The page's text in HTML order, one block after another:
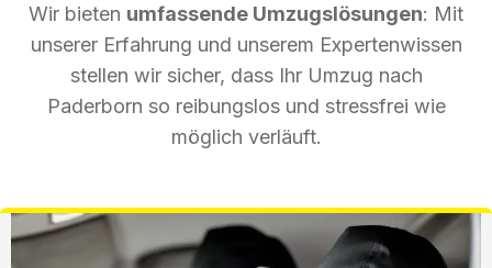
Wir bieten umfassende Umzugslösungen: Mit
unserer Erfahrung und unserem Expertenwissen
stellen wir sicher, dass Ihr Umzug nach
Paderborn so reibungslos und stressfrei wie
möglich verläuft.